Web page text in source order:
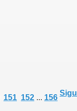
151 152 ... 156